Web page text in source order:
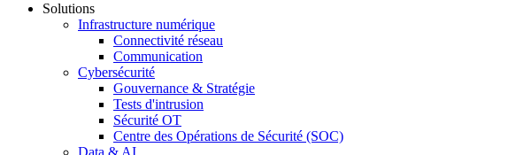
Solutions
Infrastructure numérique
Connectivité réseau
Communication
Cybersécurité
Gouvernance & Stratégie
Tests d'intrusion
Sécurité OT
Centre des Opérations de Sécurité (SOC)
Data & AI